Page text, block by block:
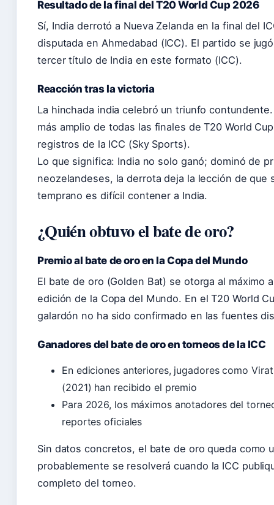
Resultado de la final del T20 World Cup 2026
Sí, India derrotó a Nueva Zelanda en la final del
disputada en Ahmedabad (ICC). El partido se
tercer título de India en este formato (ICC).
Reacción tras la victoria
La hinchada india celebró un triunfo
más amplio de todas las finales de T20 World
registros de la ICC (Sky Sports).
Lo que significa: India no solo ganó; dominó de
neozelandeses, la derrota deja la lección de que
temprano es difícil contener a India.
¿Quién obtuvo el bate de oro?
Premio al bate de oro en la Copa del Mundo
El bate de oro (Golden Bat) se otorga al máximo
edición de la Copa del Mundo. En el T20 World
galardón no ha sido confirmado en las fuentes
Ganadores del bate de oro en torneos de la ICC
En ediciones anteriores, jugadores como
(2021) han recibido el premio
Para 2026, los máximos anotadores del
reportes oficiales
Sin datos concretos, el bate de oro queda como
probablemente se resolverá cuando la ICC
completo del torneo.